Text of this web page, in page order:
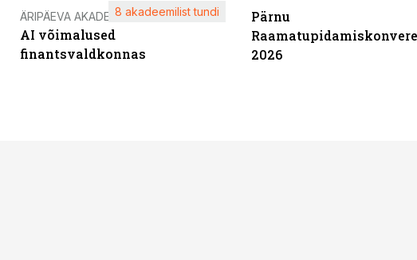
ÄRIPÄEVA AKADEEMIA
AI võimalused
finantsvaldkonnas
8 akadeemilist tundi
Pärnu
2026